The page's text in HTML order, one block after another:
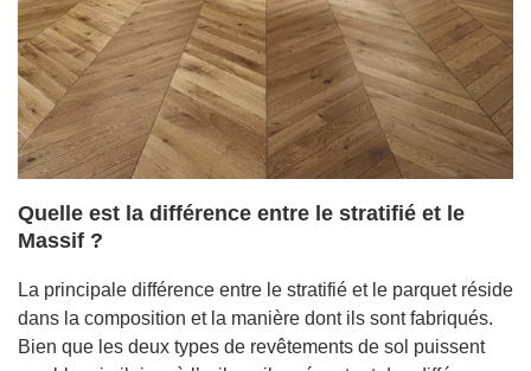
Quelle est la différence entre le stratifié et le
Massif ?
La principale différence entre le stratifié et le parquet réside
dans la composition et la manière dont ils sont fabriqués.
Bien que les deux types de revêtements de sol puissent